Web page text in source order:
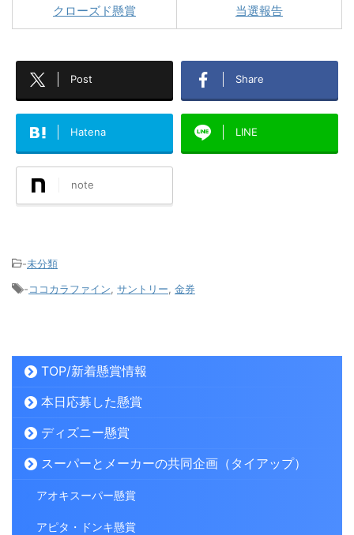
クローズド懸賞 当選報告
Post Share
Hatena LINE
note
-未分類
-ココカラファイン サントリー 金券
TOP/新着懸賞情報
本日応募した懸賞
ディズニー懸賞
スーパーとメーカーの共同企画（タイアップ）
アオキスーパー懸賞
アピタ・ドンキ懸賞